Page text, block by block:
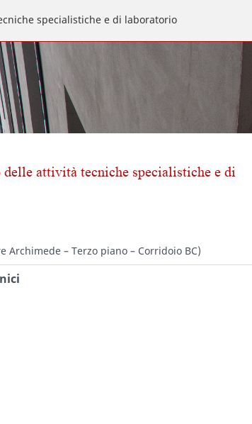
specialistiche e di laboratorio
attività tecniche specialistiche e di
Archimede – Terzo piano – Corridoio BC)